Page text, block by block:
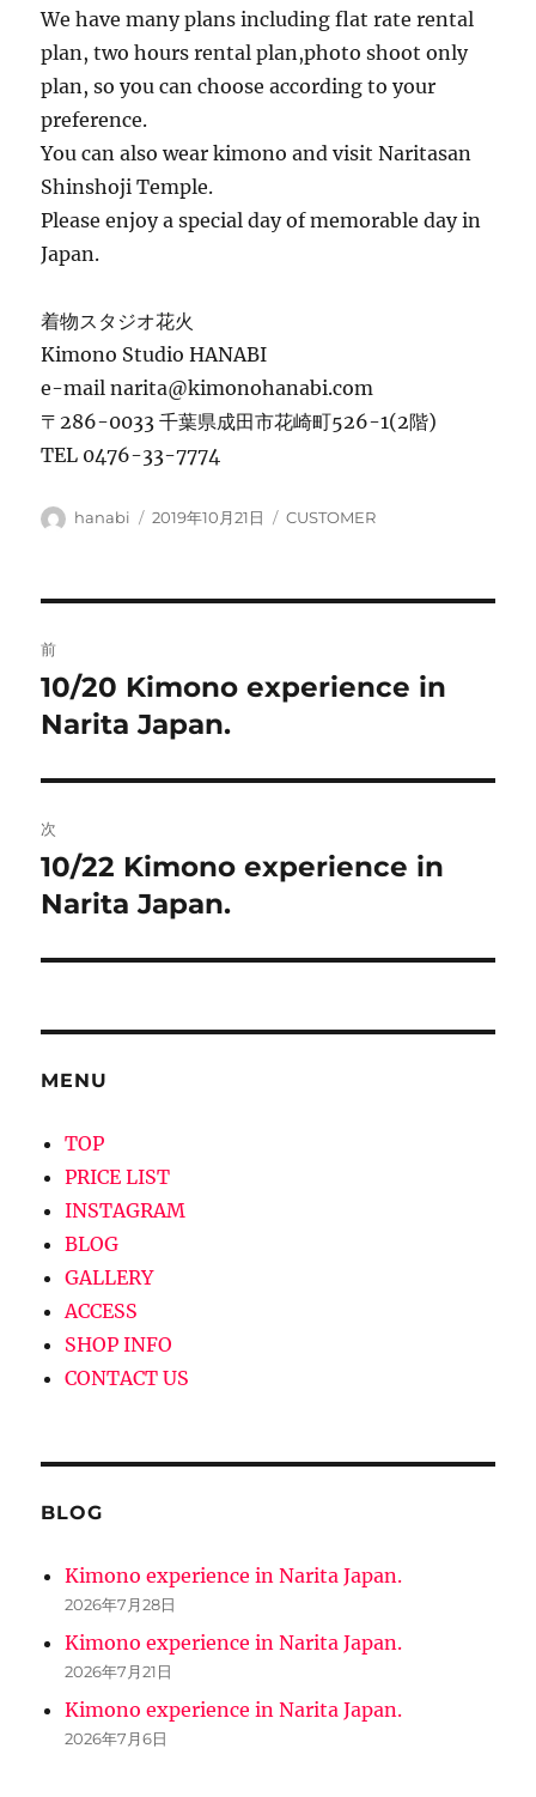
We have many plans including flat rate rental
plan, two hours rental plan,photo shoot only
plan, so you can choose according to your
preference.
You can also wear kimono and visit Naritasan
Shinshoji Temple.
Please enjoy a special day of memorable day in
Japan.
着物スタジオ花火
Kimono Studio HANABI
e-mail narita@kimonohanabi.com
〒286-0033 千葉県成田市花崎町526-1(2階)
TEL 0476-33-7774
投
hanabi
投
2019年10月21日
カ
CUSTOMER
稿
ナ
ビ
ゲ
ー
ン
前
前
の
稿:
10/20 Kimono experience in
Narita Japan.
次
次
の
稿:
10/22 Kimono experience in
Narita Japan.
MENU
TOP
PRICE LIST
INSTAGRAM
BLOG
GALLERY
ACCESS
SHOP INFO
CONTACT US
BLOG
Kimono experience in Narita Japan.
2026年7月28日
Kimono experience in Narita Japan.
2026年7月21日
Kimono experience in Narita Japan.
2026年7月6日